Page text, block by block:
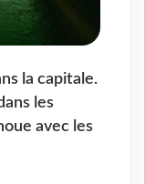
la capitale.
les
avec les